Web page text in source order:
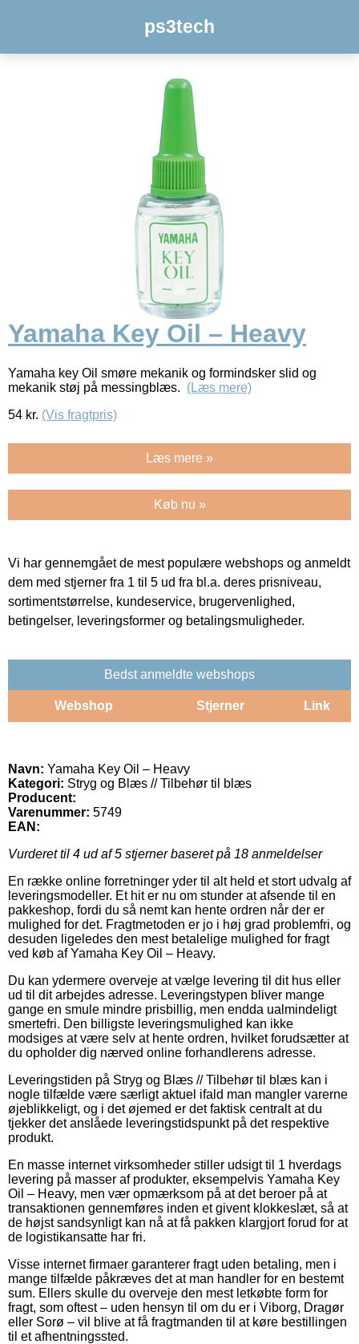
ps3tech
Yamaha Key Oil – Heavy
Yamaha key Oil smøre mekanik og formindsker slid og
mekanik støj på messingblæs. (Læs mere)
54 kr. (Vis fragtpris)
Læs mere »
Køb nu »
Vi har gennemgået de mest populære webshops og anmeldt
dem med stjerner fra 1 til 5 ud fra bl.a. deres prisniveau,
sortimentstørrelse, kundeservice, brugervenlighed,
betingelser, leveringsformer og betalingsmuligheder.
Bedst anmeldte webshops
Webshop Stjerner Link
Navn: Yamaha Key Oil – Heavy
Kategori: Stryg og Blæs // Tilbehør til blæs
Producent:
Varenummer: 5749
EAN:
Vurderet til 4 ud af 5 stjerner baseret på 18 anmeldelser
En række online forretninger yder til alt held et stort udvalg af
leveringsmodeller. Et hit er nu om stunder at afsende til en
pakkeshop, fordi du så nemt kan hente ordren når der er
mulighed for det. Fragtmetoden er jo i høj grad problemfri, og
desuden ligeledes den mest betalelige mulighed for fragt
ved køb af Yamaha Key Oil – Heavy.
Du kan ydermere overveje at vælge levering til dit hus eller
ud til dit arbejdes adresse. Leveringstypen bliver mange
gange en smule mindre prisbillig, men endda ualmindeligt
smertefri. Den billigste leveringsmulighed kan ikke
modsiges at være selv at hente ordren, hvilket forudsætter at
du opholder dig nærved online forhandlerens adresse.
Leveringstiden på Stryg og Blæs // Tilbehør til blæs kan i
nogle tilfælde være særligt aktuel ifald man mangler varerne
øjeblikkeligt, og i det øjemed er det faktisk centralt at du
tjekker det anslåede leveringstidspunkt på det respektive
produkt.
En masse internet virksomheder stiller udsigt til 1 hverdags
levering på masser af produkter, eksempelvis Yamaha Key
Oil – Heavy, men vær opmærksom på at det beroer på at
transaktionen gennemføres inden et givent klokkeslæt, så at
de højst sandsynligt kan nå at få pakken klargjort forud for at
de logistikansatte har fri.
Visse internet firmaer garanterer fragt uden betaling, men i
mange tilfælde påkræves det at man handler for en bestemt
sum. Ellers skulle du overveje den mest letkøbte form for
fragt, som oftest – uden hensyn til om du er i Viborg, Dragør
eller Sorø – vil blive at få fragtmanden til at køre bestillingen
til et afhentningssted.